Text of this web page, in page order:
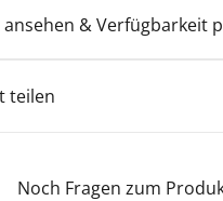
& Verfügbarkeit
teilen
Noch Fragen zum